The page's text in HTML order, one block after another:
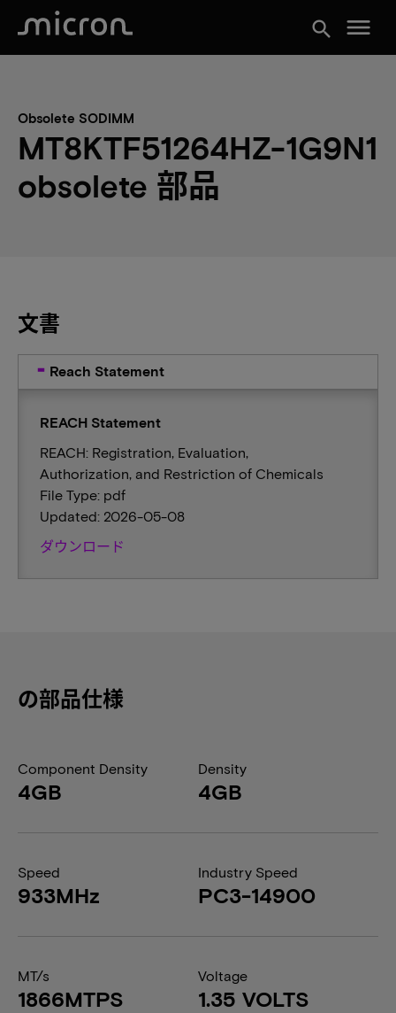
search menu
Obsolete SODIMM
MT8KTF51264HZ-1G9N1
obsolete 部品
文書
Reach Statement
REACH Statement
REACH: Registration, Evaluation,
Authorization, and Restriction of Chemicals
File Type: pdf
Updated: 2026-05-08
ダウンロード
の部品仕様
Component Density
4GB
Density
4GB
Speed
933MHz
Industry Speed
PC3-14900
MT/s
1866MTPS
Voltage
1.35 VOLTS